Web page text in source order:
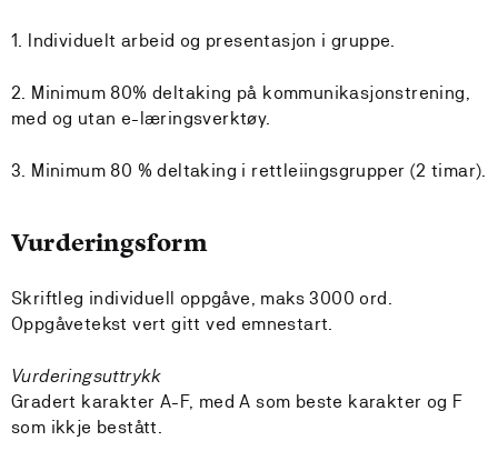
1. Individuelt arbeid og presentasjon i gruppe.
2. Minimum 80% deltaking på kommunikasjonstrening,
med og utan e-læringsverktøy.
3. Minimum 80 % deltaking i rettleiingsgrupper (2 timar).
Vurderingsform
Skriftleg individuell oppgåve, maks 3000 ord.
Oppgåvetekst vert gitt ved emnestart.
Vurderingsuttrykk
Gradert karakter A-F, med A som beste karakter og F
som ikkje bestått.